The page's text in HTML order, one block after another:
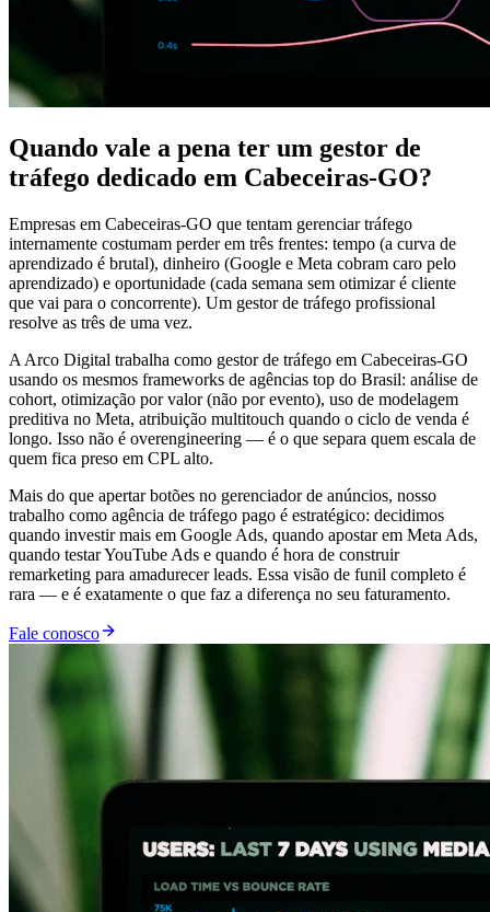
Quando vale a pena ter um gestor de
tráfego dedicado em Cabeceiras-GO?
Empresas em Cabeceiras-GO que tentam gerenciar tráfego
internamente costumam perder em três frentes: tempo (a curva de
aprendizado é brutal), dinheiro (Google e Meta cobram caro pelo
aprendizado) e oportunidade (cada semana sem otimizar é cliente
que vai para o concorrente). Um gestor de tráfego profissional
resolve as três de uma vez.
A Arco Digital trabalha como gestor de tráfego em Cabeceiras-GO
usando os mesmos frameworks de agências top do Brasil: análise de
cohort, otimização por valor (não por evento), uso de modelagem
preditiva no Meta, atribuição multitouch quando o ciclo de venda é
longo. Isso não é overengineering — é o que separa quem escala de
quem fica preso em CPL alto.
Mais do que apertar botões no gerenciador de anúncios, nosso
trabalho como agência de tráfego pago é estratégico: decidimos
quando investir mais em Google Ads, quando apostar em Meta Ads,
quando testar YouTube Ads e quando é hora de construir
remarketing para amadurecer leads. Essa visão de funil completo é
rara — e é exatamente o que faz a diferença no seu faturamento.
Fale conosco